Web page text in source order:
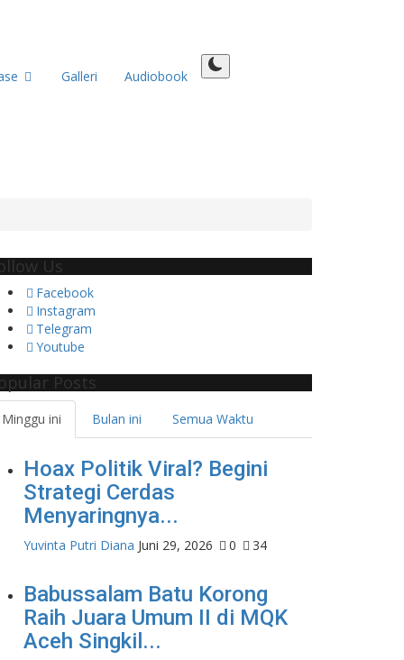
Galleri Audiobook
Us
Facebook
Instagram
Telegram
Youtube
Posts
Minggu ini Bulan ini Semua Waktu
Hoax Politik Viral? Begini
Strategi Cerdas
Menyaringnya...
Yuvinta Putri Diana Juni 29, 2026 0 34
Babussalam Batu Korong
Raih Juara Umum II di MQK
Aceh Singkil...